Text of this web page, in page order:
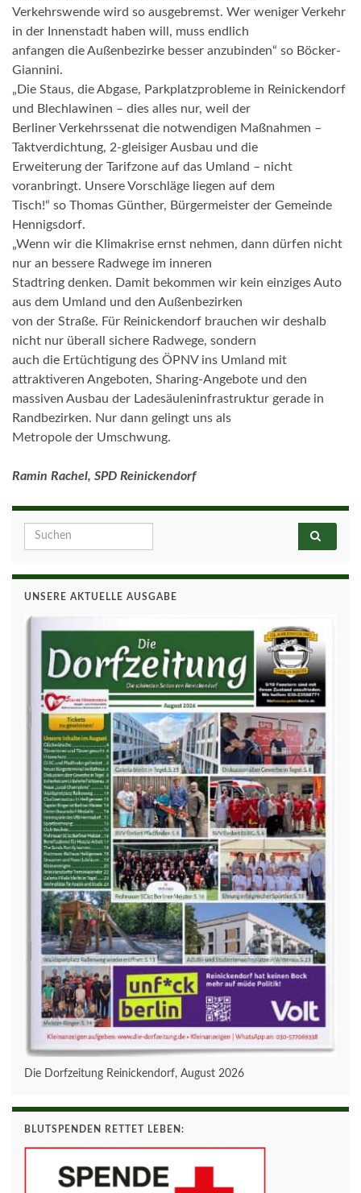
Verkehrswende wird so ausgebremst. Wer weniger Verkehr
in der Innenstadt haben will, muss endlich
anfangen die Außenbezirke besser anzubinden“ so Böcker-
Giannini.
„Die Staus, die Abgase, Parkplatzprobleme in Reinickendorf
und Blechlawinen – dies alles nur, weil der
Berliner Verkehrssenat die notwendigen Maßnahmen –
Taktverdichtung, 2-gleisiger Ausbau und die
Erweiterung der Tarifzone auf das Umland – nicht
voranbringt. Unsere Vorschläge liegen auf dem
Tisch!“ so Thomas Günther, Bürgermeister der Gemeinde
Hennigsdorf.
„Wenn wir die Klimakrise ernst nehmen, dann dürfen nicht
nur an bessere Radwege im inneren
Stadtring denken. Damit bekommen wir kein einziges Auto
aus dem Umland und den Außenbezirken
von der Straße. Für Reinickendorf brauchen wir deshalb
nicht nur überall sichere Radwege, sondern
auch die Ertüchtigung des ÖPNV ins Umland mit
attraktiveren Angeboten, Sharing-Angebote und den
massiven Ausbau der Ladesäuleninfrastruktur gerade in
Randbezirken. Nur dann gelingt uns als
Metropole der Umschwung.
Ramin Rachel, SPD Reinickendorf
Search for:
UNSERE AKTUELLE AUSGABE
Die Dorfzeitung Reinickendorf, August 2026
BLUTSPENDEN RETTET LEBEN: